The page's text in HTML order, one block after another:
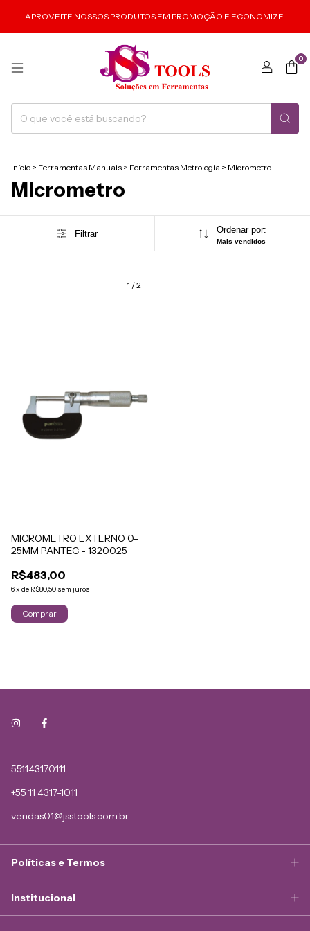
APROVEITE NOSSOS PRODUTOS EM PROMOÇÃO E ECONOMIZE!
0
Início > Ferramentas Manuais > Ferramentas Metrologia > Micrometro
Micrometro
Filtrar Ordenar por:
Mais vendidos
1 /2
MICROMETRO EXTERNO 0-
25MM PANTEC - 1320025
R$483,00
6x de R$80,50 sem juros
551143170111
+55 11 4317-1011
vendas01@jsstools.com.br
Políticas e Termos
Institucional